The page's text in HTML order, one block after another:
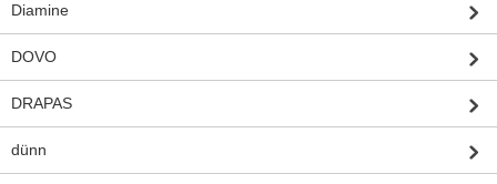
Diamine
DOVO
DRAPAS
dünn